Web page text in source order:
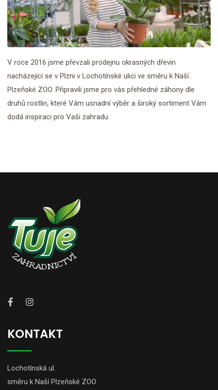
V roce 2016 jsme převzali prodejnu okrasných dřevin
nacházející se v Plzni v Lochotínské ulici ve směru k Naší
Plzeňské ZOO. Připravili jsme pro vás přehledné záhony dle
druhů rostlin, které Vám usnadní výběr a široký sortiment Vám
dodá inspiraci pro Vaši zahradu.
KONTAKT
Lochotínská ul.
směru k Naší Plzeňské ZOO